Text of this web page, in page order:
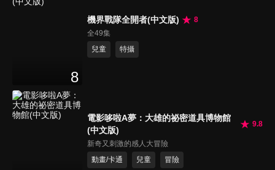
8
機界戰隊全開者(中文版)
8
全49集
兒童
特攝
電影哆啦A夢：大雄的祕密道具博物館
(中文版)
9.8
新奇又刺激的感人大冒險
動畫/卡通
兒童 冒險